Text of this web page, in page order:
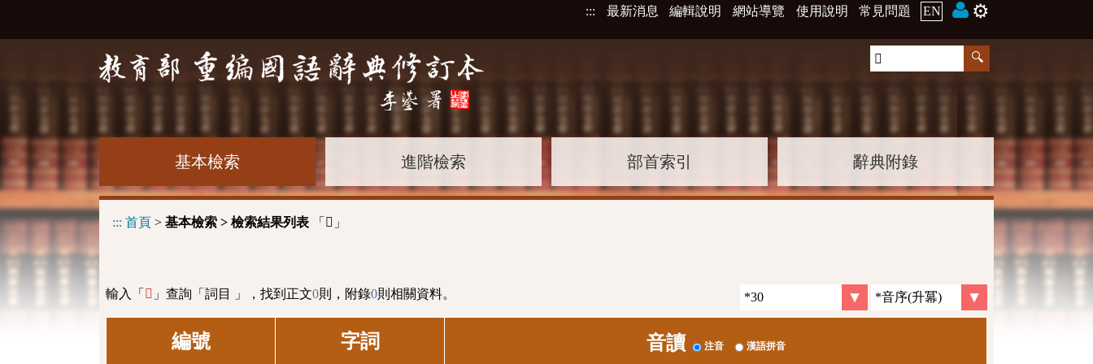
::: 最新消息 編輯說明 網站導覽 使用說明 常見問題 EN ⚙️
基本檢索 進階檢索 部首索引 辭典附錄
::: 首頁 > 基本檢索 > 檢索結果列表 「 」
輸入「 」查詢「詞目 」，找到正文0則，附錄0則相關資料。
編號 字詞 音讀 注音 漢語拼音